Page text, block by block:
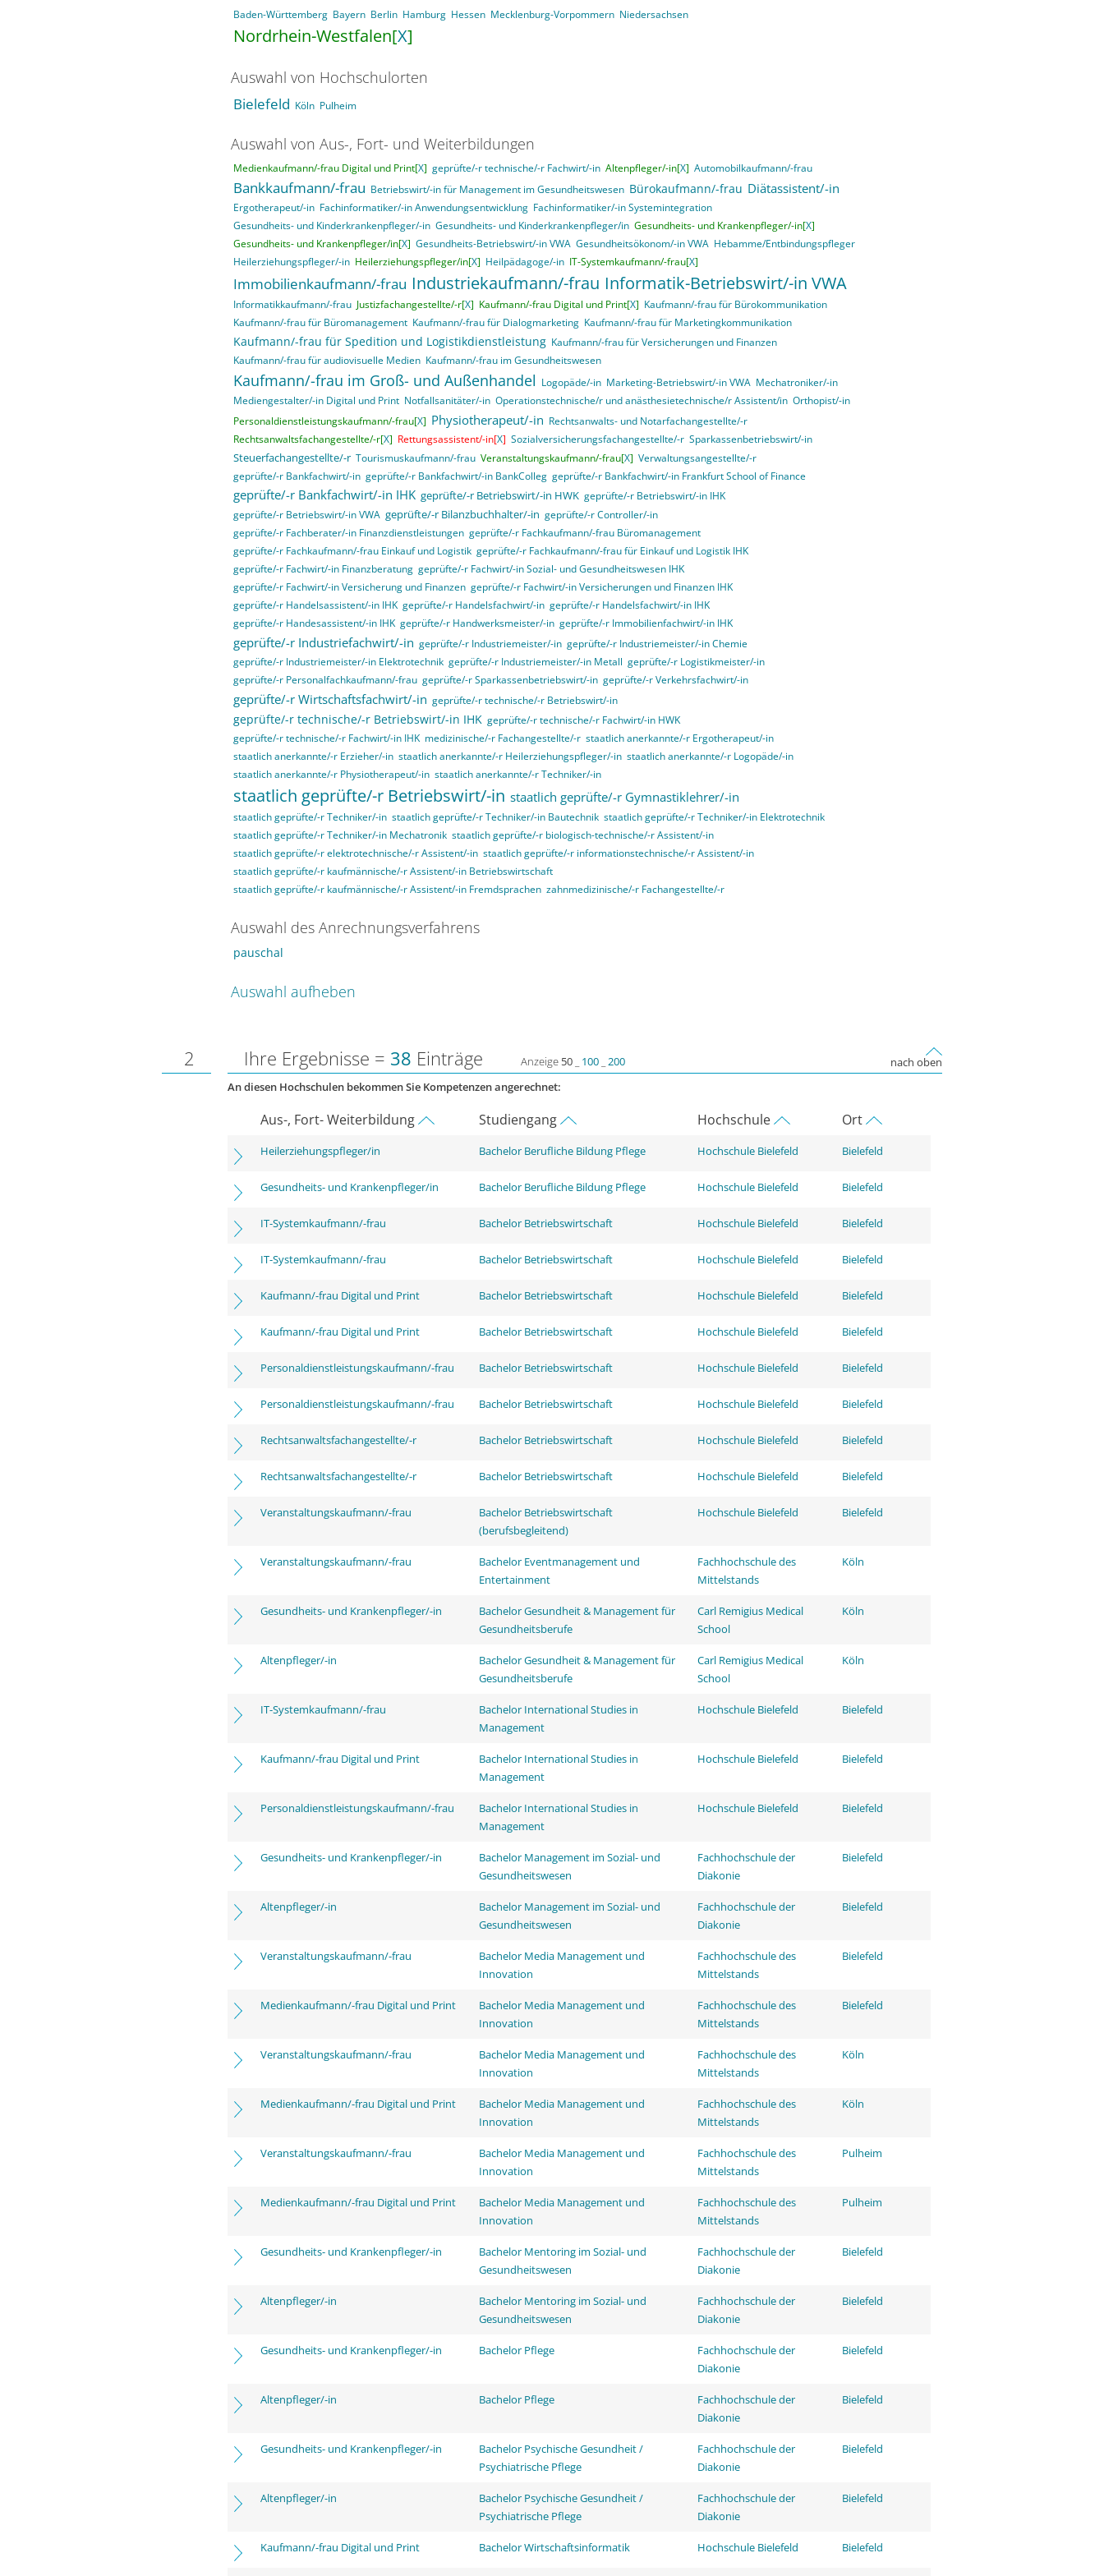
Baden-Württemberg Bayern Berlin Hamburg Hessen Mecklenburg-Vorpommern Niedersachsen
Nordrhein-Westfalen[X]
Auswahl von Hochschulorten
Bielefeld Köln Pulheim
Auswahl von Aus-, Fort- und Weiterbildungen
Medienkaufmann/-frau Digital und Print[X] geprüfte/-r technische/-r Fachwirt/-in Altenpfleger/-in[X] Automobilkaufmann/-frau
Bankkaufmann/-frau Betriebswirt/-in für Management im Gesundheitswesen Bürokaufmann/-frau Diätassistent/-in
Ergotherapeut/-in Fachinformatiker/-in Anwendungsentwicklung Fachinformatiker/-in Systemintegration
Gesundheits- und Kinderkrankenpfleger/-in Gesundheits- und Kinderkrankenpfleger/in Gesundheits- und Krankenpfleger/-in[X]
Gesundheits- und Krankenpfleger/in[X] Gesundheits-Betriebswirt/-in VWA Gesundheitsökonom/-in VWA Hebamme/Entbindungspfleger
Heilerziehungspfleger/-in Heilerziehungspfleger/in[X] Heilpädagoge/-in IT-Systemkaufmann/-frau[X]
Immobilienkaufmann/-frau Industriekaufmann/-frau Informatik-Betriebswirt/-in VWA
Informatikkaufmann/-frau Justizfachangestellte/-r[X] Kaufmann/-frau Digital und Print[X] Kaufmann/-frau für Bürokommunikation
Kaufmann/-frau für Büromanagement Kaufmann/-frau für Dialogmarketing Kaufmann/-frau für Marketingkommunikation
Kaufmann/-frau für Spedition und Logistikdienstleistung Kaufmann/-frau für Versicherungen und Finanzen
Kaufmann/-frau für audiovisuelle Medien Kaufmann/-frau im Gesundheitswesen
Kaufmann/-frau im Groß- und Außenhandel Logopäde/-in Marketing-Betriebswirt/-in VWA Mechatroniker/-in
Mediengestalter/-in Digital und Print Notfallsanitäter/-in Operationstechnische/r und anästhesietechnische/r Assistent/in Orthopist/-in
Personaldienstleistungskaufmann/-frau[X] Physiotherapeut/-in Rechtsanwalts- und Notarfachangestellte/-r
Rechtsanwaltsfachangestellte/-r[X] Rettungsassistent/-in[X] Sozialversicherungsfachangestellte/-r Sparkassenbetriebswirt/-in
Steuerfachangestellte/-r Tourismuskaufmann/-frau Veranstaltungskaufmann/-frau[X] Verwaltungsangestellte/-r
geprüfte/-r Bankfachwirt/-in geprüfte/-r Bankfachwirt/-in BankColleg geprüfte/-r Bankfachwirt/-in Frankfurt School of Finance
geprüfte/-r Bankfachwirt/-in IHK geprüfte/-r Betriebswirt/-in HWK geprüfte/-r Betriebswirt/-in IHK
geprüfte/-r Betriebswirt/-in VWA geprüfte/-r Bilanzbuchhalter/-in geprüfte/-r Controller/-in
geprüfte/-r Fachberater/-in Finanzdienstleistungen geprüfte/-r Fachkaufmann/-frau Büromanagement
geprüfte/-r Fachkaufmann/-frau Einkauf und Logistik geprüfte/-r Fachkaufmann/-frau für Einkauf und Logistik IHK
geprüfte/-r Fachwirt/-in Finanzberatung geprüfte/-r Fachwirt/-in Sozial- und Gesundheitswesen IHK
geprüfte/-r Fachwirt/-in Versicherung und Finanzen geprüfte/-r Fachwirt/-in Versicherungen und Finanzen IHK
geprüfte/-r Handelsassistent/-in IHK geprüfte/-r Handelsfachwirt/-in geprüfte/-r Handelsfachwirt/-in IHK
geprüfte/-r Handesassistent/-in IHK geprüfte/-r Handwerksmeister/-in geprüfte/-r Immobilienfachwirt/-in IHK
geprüfte/-r Industriefachwirt/-in geprüfte/-r Industriemeister/-in geprüfte/-r Industriemeister/-in Chemie
geprüfte/-r Industriemeister/-in Elektrotechnik geprüfte/-r Industriemeister/-in Metall geprüfte/-r Logistikmeister/-in
geprüfte/-r Personalfachkaufmann/-frau geprüfte/-r Sparkassenbetriebswirt/-in geprüfte/-r Verkehrsfachwirt/-in
geprüfte/-r Wirtschaftsfachwirt/-in geprüfte/-r technische/-r Betriebswirt/-in
geprüfte/-r technische/-r Betriebswirt/-in IHK geprüfte/-r technische/-r Fachwirt/-in HWK
geprüfte/-r technische/-r Fachwirt/-in IHK medizinische/-r Fachangestellte/-r staatlich anerkannte/-r Ergotherapeut/-in
staatlich anerkannte/-r Erzieher/-in staatlich anerkannte/-r Heilerziehungspfleger/-in staatlich anerkannte/-r Logopäde/-in
staatlich anerkannte/-r Physiotherapeut/-in staatlich anerkannte/-r Techniker/-in
staatlich geprüfte/-r Betriebswirt/-in staatlich geprüfte/-r Gymnastiklehrer/-in
staatlich geprüfte/-r Techniker/-in staatlich geprüfte/-r Techniker/-in Bautechnik staatlich geprüfte/-r Techniker/-in Elektrotechnik
staatlich geprüfte/-r Techniker/-in Mechatronik staatlich geprüfte/-r biologisch-technische/-r Assistent/-in
staatlich geprüfte/-r elektrotechnische/-r Assistent/-in staatlich geprüfte/-r informationstechnische/-r Assistent/-in
staatlich geprüfte/-r kaufmännische/-r Assistent/-in Betriebswirtschaft
staatlich geprüfte/-r kaufmännische/-r Assistent/-in Fremdsprachen zahnmedizinische/-r Fachangestellte/-r
Auswahl des Anrechnungsverfahrens
pauschal
Auswahl aufheben
2 Ihre Ergebnisse = 38 Einträge Anzeige 50 100 200
nach oben
An diesen Hochschulen bekommen Sie Kompetenzen angerechnet:
Aus-, Fort- Weiterbildung Studiengang Hochschule Ort
Heilerziehungspfleger/in Bachelor Berufliche Bildung Pflege Hochschule Bielefeld Bielefeld
Gesundheits- und Krankenpfleger/in Bachelor Berufliche Bildung Pflege Hochschule Bielefeld Bielefeld
IT-Systemkaufmann/-frau Bachelor Betriebswirtschaft Hochschule Bielefeld Bielefeld
IT-Systemkaufmann/-frau Bachelor Betriebswirtschaft Hochschule Bielefeld Bielefeld
Kaufmann/-frau Digital und Print Bachelor Betriebswirtschaft Hochschule Bielefeld Bielefeld
Kaufmann/-frau Digital und Print Bachelor Betriebswirtschaft Hochschule Bielefeld Bielefeld
Personaldienstleistungskaufmann/-frau Bachelor Betriebswirtschaft Hochschule Bielefeld Bielefeld
Personaldienstleistungskaufmann/-frau Bachelor Betriebswirtschaft Hochschule Bielefeld Bielefeld
Rechtsanwaltsfachangestellte/-r Bachelor Betriebswirtschaft Hochschule Bielefeld Bielefeld
Rechtsanwaltsfachangestellte/-r Bachelor Betriebswirtschaft Hochschule Bielefeld Bielefeld
Veranstaltungskaufmann/-frau
Bachelor Betriebswirtschaft
(berufsbegleitend)
Hochschule Bielefeld Bielefeld
Veranstaltungskaufmann/-frau
Bachelor Eventmanagement und
Entertainment
Fachhochschule des
Mittelstands
Köln
Gesundheits- und Krankenpfleger/-in
Bachelor Gesundheit & Management für
Gesundheitsberufe
Carl Remigius Medical
School
Köln
Altenpfleger/-in
Bachelor Gesundheit & Management für
Gesundheitsberufe
Carl Remigius Medical
School
Köln
IT-Systemkaufmann/-frau
Bachelor International Studies in
Management
Hochschule Bielefeld Bielefeld
Kaufmann/-frau Digital und Print
Bachelor International Studies in
Management
Hochschule Bielefeld Bielefeld
Personaldienstleistungskaufmann/-frau
Bachelor International Studies in
Management
Hochschule Bielefeld Bielefeld
Gesundheits- und Krankenpfleger/-in
Bachelor Management im Sozial- und
Gesundheitswesen
Fachhochschule der
Diakonie
Bielefeld
Altenpfleger/-in
Bachelor Management im Sozial- und
Gesundheitswesen
Fachhochschule der
Diakonie
Bielefeld
Veranstaltungskaufmann/-frau
Bachelor Media Management und
Innovation
Fachhochschule des
Mittelstands
Bielefeld
Medienkaufmann/-frau Digital und Print
Bachelor Media Management und
Innovation
Fachhochschule des
Mittelstands
Bielefeld
Veranstaltungskaufmann/-frau
Bachelor Media Management und
Innovation
Fachhochschule des
Mittelstands
Köln
Medienkaufmann/-frau Digital und Print
Bachelor Media Management und
Innovation
Fachhochschule des
Mittelstands
Köln
Veranstaltungskaufmann/-frau
Bachelor Media Management und
Innovation
Fachhochschule des
Mittelstands
Pulheim
Medienkaufmann/-frau Digital und Print
Bachelor Media Management und
Innovation
Fachhochschule des
Mittelstands
Pulheim
Gesundheits- und Krankenpfleger/-in
Bachelor Mentoring im Sozial- und
Gesundheitswesen
Fachhochschule der
Diakonie
Bielefeld
Altenpfleger/-in
Bachelor Mentoring im Sozial- und
Gesundheitswesen
Fachhochschule der
Diakonie
Bielefeld
Gesundheits- und Krankenpfleger/-in Bachelor Pflege
Fachhochschule der
Diakonie
Bielefeld
Altenpfleger/-in Bachelor Pflege
Fachhochschule der
Diakonie
Bielefeld
Gesundheits- und Krankenpfleger/-in
Bachelor Psychische Gesundheit /
Psychiatrische Pflege
Fachhochschule der
Diakonie
Bielefeld
Altenpfleger/-in
Bachelor Psychische Gesundheit /
Psychiatrische Pflege
Fachhochschule der
Diakonie
Bielefeld
Kaufmann/-frau Digital und Print Bachelor Wirtschaftsinformatik Hochschule Bielefeld Bielefeld